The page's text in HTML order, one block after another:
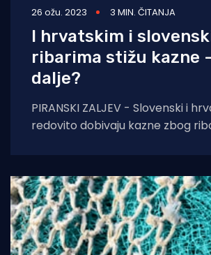
26 ožu. 2023 3 MIN. ČITANJA
I hrvatskim i
ribarima stižu kazne
dalje?
PIRANSKI ZALJEV - Slovenski i
redovito dobivaju kazne zbog